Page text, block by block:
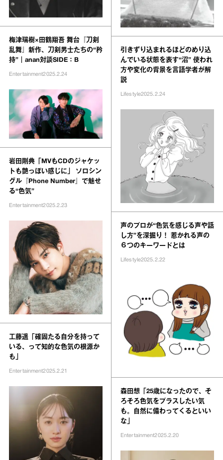
梅津瑞樹×田鶴翔吾 舞台『刀剣
乱舞』新作、刀剣男士たちの“矜
持”｜anan対談SIDE：B
Entertainment2025.2.24
岩田剛典「MVもCDのジャケッ
トも艶っぽい感じに」 ソロシン
グル『Phone Number』で魅せ
る“色気”
Entertainment2025.2.23
工藤遥「確固たる自分を持って
いる、って知的な色気の根源か
も」
Entertainment2025.2.21
引きずり込まれるほどのめり込
んでいる状態を表す“沼” 使われ
方や変化の背景を言語学者が解
説
Lifestyle2025.2.24
声のプロが“色気を感じる声や話
し方”を深掘り！ 惹かれる声の
６つのキーワードとは
Lifestyle2025.2.22
森田想「25歳になったので、そ
ろそろ色気をプラスしたい気
も。自然に備わってくるといい
な」
Entertainment2025.2.20